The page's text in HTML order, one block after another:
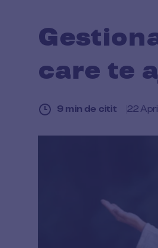
care te
9 min de citit 22